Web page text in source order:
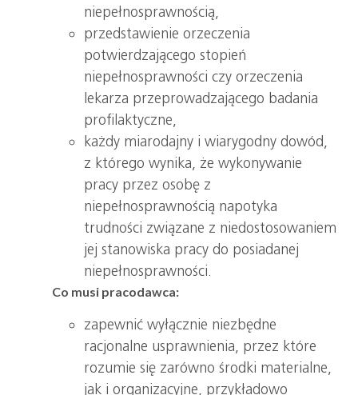
niepełnosprawnością,
przedstawienie orzeczenia
potwierdzającego stopień
niepełnosprawności czy orzeczenia
lekarza przeprowadzającego badania
profilaktyczne,
każdy miarodajny i wiarygodny dowód,
z którego wynika, że wykonywanie
pracy przez osobę z
niepełnosprawnością napotyka
trudności związane z niedostosowaniem
jej stanowiska pracy do posiadanej
niepełnosprawności.
Co musi pracodawca:
zapewnić wyłącznie niezbędne
racjonalne usprawnienia, przez które
rozumie się zarówno środki materialne,
jak i organizacyjne, przykładowo